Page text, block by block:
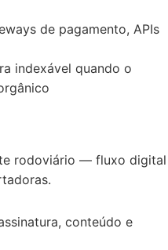
de pagamento, APIs
indexável quando o
rodoviário — fluxo digital
conteúdo e